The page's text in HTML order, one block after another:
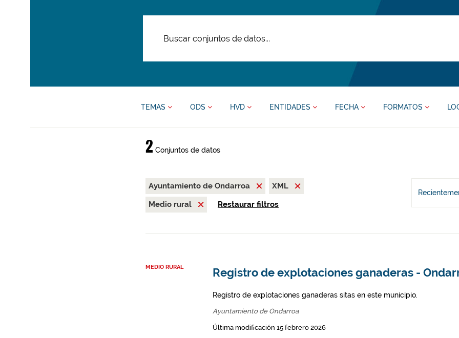
TEMAS ODS HVD ENTIDADES FECHA FORMATOS
2 Conjuntos de datos
Ayuntamiento de Ondarroa
XML
Medio rural
Restaurar filtros
MEDIO RURAL Registro de explotaciones ganaderas -
Registro de explotaciones ganaderas sitas en este municipio.
Ayuntamiento de Ondarroa
Última modificación 15 febrero 2026